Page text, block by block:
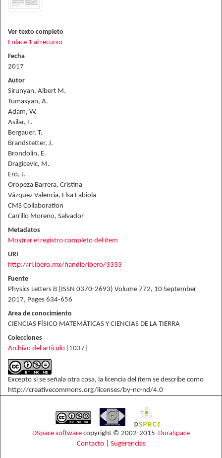
Ver texto completo
Enlace 1 al recurso
Fecha
2017
Autor
Sirunyan, Albert M.
Tumasyan, A.
Adam, W.
Asilar, E.
Bergauer, T.
Brandstetter, J.
Brondolin, E.
Dragicevic, M.
Erö, J.
Oropeza Barrera, Cristina
Vázquez Valencia, Elsa Fabiola
CMS Collaboration
Carrillo Moreno, Salvador
Metadatos
Mostrar el registro completo del ítem
URI
http://ri.ibero.mx/handle/ibero/3333
Fuente
Physics Letters B (ISSN 0370-2693) Volume 772, 10 September
2017, Pages 634-656
Area de conocimiento
CIENCIAS FÍSICO MATEMÁTICAS Y CIENCIAS DE LA TIERRA
Colecciones
Archivo del artículo [1037]
Excepto si se señala otra cosa, la licencia del ítem se describe como
http://creativecommons.org/licenses/by-nc-nd/4.0
DSpace software copyright © 2002-2015 DuraSpace
Contacto| Sugerencias